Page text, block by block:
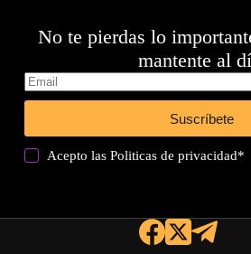
No te pierdas lo
mantente al
Suscríbete
Acepto lasPoliticas de privacidad*